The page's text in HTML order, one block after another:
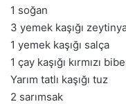
1 soğan
3 yemek kaşığı
1 yemek kaşığı salça
1 çay kaşığı kırmızı
Yarım tatlı kaşığı tuz
2 sarımsak